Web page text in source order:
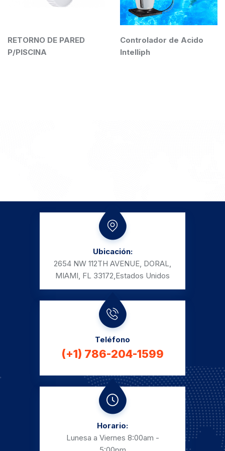
PARED
Controlador de Acido
R173214
Ubicación:
2654 NW 112TH AVENUE, DORAL,
MIAMI, FL 33172, Estados Unidos
Teléfono
(+1) 786-204-1599
Horario:
Lunesa a Viernes 8:00am -